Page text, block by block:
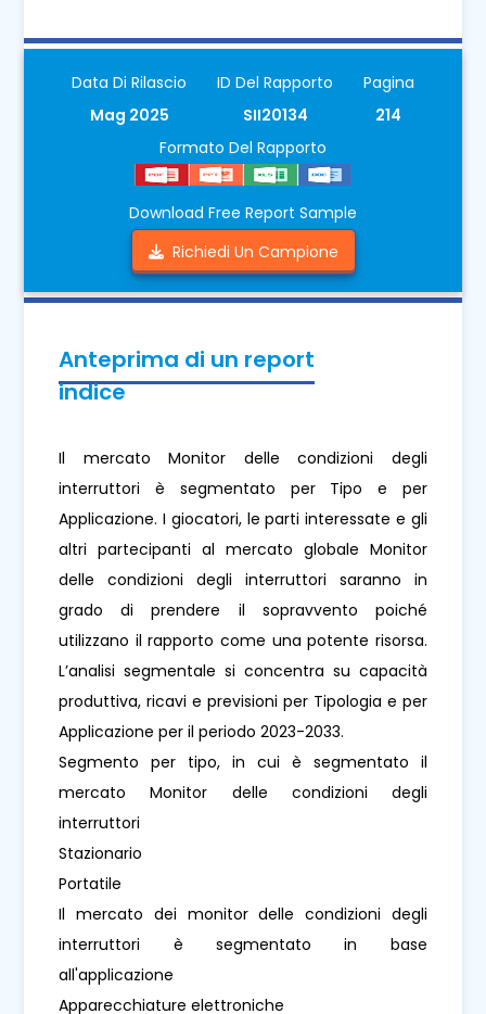
Data Di Rilascio
Mag 2025
ID Del Rapporto
SII20134
Pagina
214
Formato Del Rapporto
Download Free Report Sample
Richiedi Un Campione
Anteprima di un report
indice
Il mercato Monitor delle condizioni degli
interruttori è segmentato per Tipo e per
Applicazione. I giocatori, le parti interessate e gli
altri partecipanti al mercato globale Monitor
delle condizioni degli interruttori saranno in
grado di prendere il sopravvento poiché
utilizzano il rapporto come una potente risorsa.
L’analisi segmentale si concentra su capacità
produttiva, ricavi e previsioni per Tipologia e per
Applicazione per il periodo 2023-2033.
Segmento per tipo, in cui è segmentato il
mercato Monitor delle condizioni degli
interruttori
Stazionario
Portatile
Il mercato dei monitor delle condizioni degli
interruttori è segmentato in base
all'applicazione
Apparecchiature elettroniche